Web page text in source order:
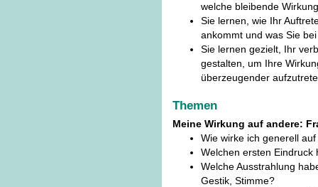
welche bleibende
Sie lernen, wie Ihr
ankommt und was Sie
Sie lernen gezielt, Ihr
gestalten, um Ihre
überzeugender
Themen
Meine Wirkung auf andere:
Wie wirke ich generell
Welchen ersten Eindruck
Welche Ausstrahlung
Gestik, Stimme?